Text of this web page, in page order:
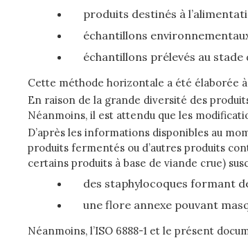
produits destinés à
échantillons
échantillons prélevés au
Cette méthode horizontale a été élaborée
En raison de la grande diversité des
Néanmoins, il est attendu que les
D’après les informations disponibles au
produits fermentés ou d’autres produits
certains produits à base de viande crue)
des staphylocoques formant
une flore annexe pouvant
Néanmoins, l’ISO 6888-1 et le présent